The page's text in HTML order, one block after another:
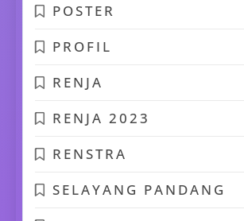
POSTER
PROFIL
RENJA
RENJA 2023
RENSTRA
SELAYANG PANDANG